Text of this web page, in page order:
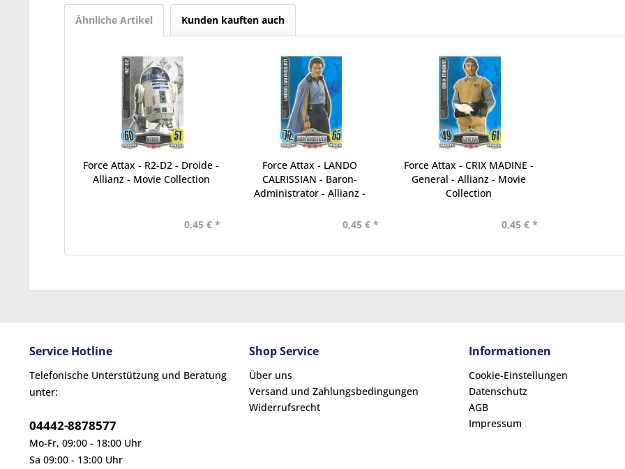
Ähnliche Artikel Kunden kauften auch
Force Attax - R2-D2 - Droide -
Allianz - Movie Collection
0,45 € *
Force Attax - LANDO
CALRISSIAN - Baron-
Administrator - Allianz -
0,45 € *
Force Attax - CRIX MADINE -
General - Allianz - Movie
Collection
0,45 € *
Service Hotline
Telefonische Unterstützung und Beratung
unter:
04442-8878577
Mo-Fr, 09:00 - 18:00 Uhr
Sa 09:00 - 13:00 Uhr
Shop Service
Über uns
Versand und Zahlungsbedingungen
Widerrufsrecht
Informationen
Cookie-Einstellungen
Datenschutz
AGB
Impressum